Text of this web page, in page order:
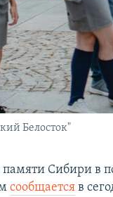
Белосток"
Сибири в
сообщается в